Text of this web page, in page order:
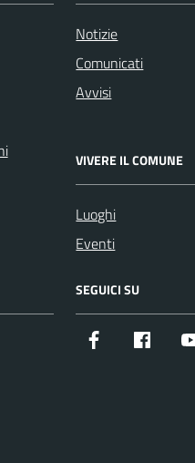
Notizie
Comunicati
Avvisi
VIVERE IL COMUNE
Luoghi
Eventi
SEGUICI SU
Facebook